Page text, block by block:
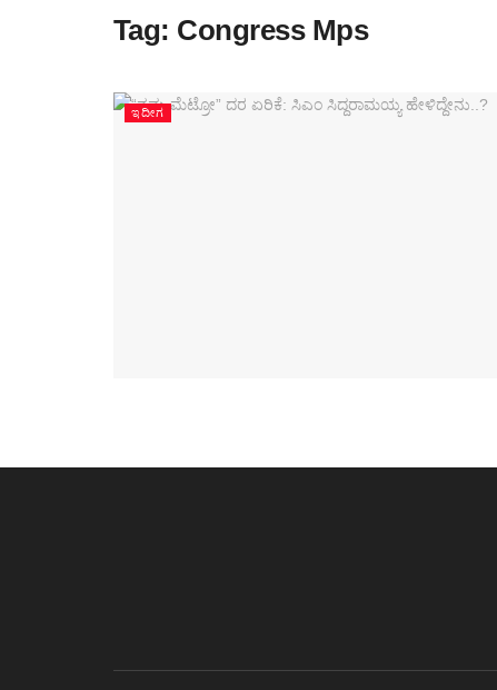
Tag: Congress Mps
ಇದೀಗ